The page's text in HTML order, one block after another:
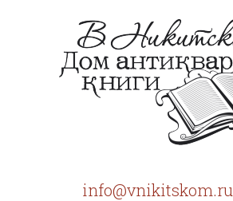
info@vnikitskom.ru